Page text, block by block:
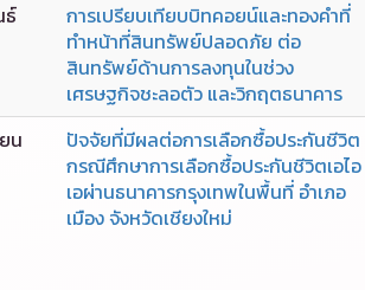
ธ์
การเปรียบเทียบบิทคอยน์และทองคำที่
ทำหน้าที่สินทรัพย์ปลอดภัย ต่อ
สินทรัพย์ด้านการลงทุนในช่วง
เศรษฐกิจชะลอตัว และวิกฤตธนาคาร
น
ปัจจัยที่มีผลต่อการเลือกซื้อประกันชีวิต
กรณีศึกษาการเลือกซื้อประกันชีวิตเอไอ
เอผ่านธนาคารกรุงเทพในพื้นที่ อำเภอ
เมือง จังหวัดเชียงใหม่